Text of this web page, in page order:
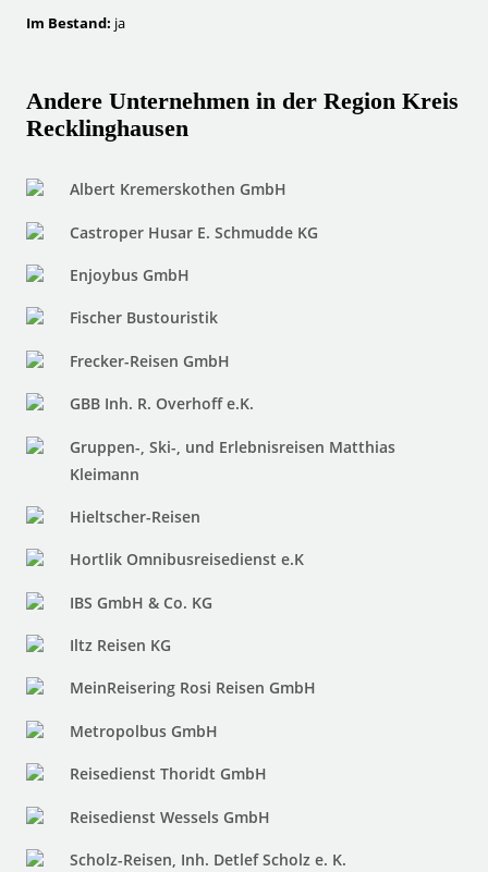
Im Bestand: ja
Andere Unternehmen in der Region Kreis
Recklinghausen
Albert Kremerskothen GmbH
Castroper Husar E. Schmudde KG
Enjoybus GmbH
Fischer Bustouristik
Frecker-Reisen GmbH
GBB Inh. R. Overhoff e.K.
Gruppen-, Ski-, und Erlebnisreisen Matthias
Kleimann
Hieltscher-Reisen
Hortlik Omnibusreisedienst e.K
IBS GmbH & Co. KG
Iltz Reisen KG
MeinReisering Rosi Reisen GmbH
Metropolbus GmbH
Reisedienst Thoridt GmbH
Reisedienst Wessels GmbH
Scholz-Reisen, Inh. Detlef Scholz e. K.